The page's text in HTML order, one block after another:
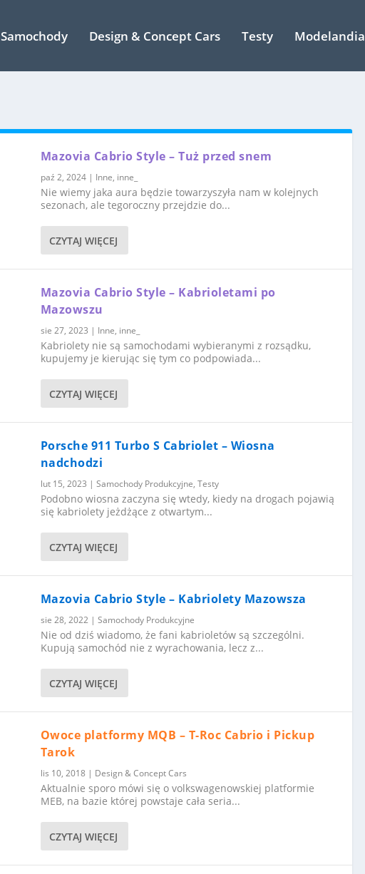
Samochody Design & Concept Cars Testy Modelandia
Mazovia Cabrio Style – Tuż przed snem
paź 2, 2024| Inne, inne_
Nie wiemy jaka aura będzie towarzyszyła nam w kolejnych
sezonach, ale tegoroczny przejdzie do...
CZYTAJ WIĘCEJ
Mazovia Cabrio Style – Kabrioletami po
Mazowszu
sie 27, 2023 | Inne, inne_
Kabriolety nie są samochodami wybieranymi z rozsądku,
kupujemy je kierując się tym co podpowiada...
CZYTAJ WIĘCEJ
Porsche 911 Turbo S Cabriolet – Wiosna
nadchodzi
lut 15, 2023 | Samochody Produkcyjne, Testy
Podobno wiosna zaczyna się wtedy, kiedy na drogach pojawią
się kabriolety jeżdżące z otwartym...
CZYTAJ WIĘCEJ
Mazovia Cabrio Style – Kabriolety Mazowsza
sie 28, 2022| Samochody Produkcyjne
Nie od dziś wiadomo, że fani kabrioletów są szczególni.
Kupują samochód nie z wyrachowania, lecz z...
CZYTAJ WIĘCEJ
Owoce platformy MQB – T-Roc Cabrio i Pickup
Tarok
lis 10, 2018| Design & Concept Cars
Aktualnie sporo mówi się o volkswagenowskiej platformie
MEB, na bazie której powstaje cała seria...
CZYTAJ WIĘCEJ